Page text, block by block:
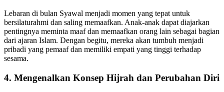
Lebaran di bulan Syawal menjadi momen yang tepat untuk
bersilaturahmi dan saling memaafkan. Anak-anak dapat diajarkan
pentingnya meminta maaf dan memaafkan orang lain sebagai bagian
dari ajaran Islam. Dengan begitu, mereka akan tumbuh menjadi
pribadi yang pemaaf dan memiliki empati yang tinggi terhadap
sesama.
4. Mengenalkan Konsep Hijrah dan Perubahan Diri